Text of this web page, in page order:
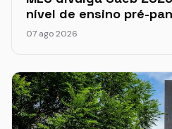
nível de ensino pré-
07 ago 2026